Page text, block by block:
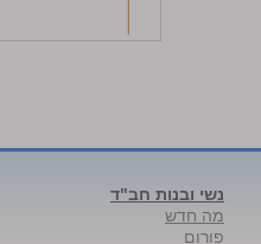
נשי ובנות חב"ד
מה חדש
פורום